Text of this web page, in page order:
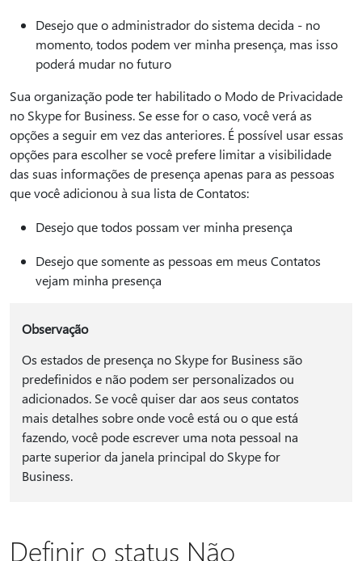
Desejo que o administrador do sistema decida - no
momento, todos podem ver minha presença, mas isso
poderá mudar no futuro
Sua organização pode ter habilitado o Modo de Privacidade
no Skype for Business. Se esse for o caso, você verá as
opções a seguir em vez das anteriores. É possível usar essas
opções para escolher se você prefere limitar a visibilidade
das suas informações de presença apenas para as pessoas
que você adicionou à sua lista de Contatos:
Desejo que todos possam ver minha presença
Desejo que somente as pessoas em meus Contatos
vejam minha presença
Observação
Os estados de presença no Skype for Business são
predefinidos e não podem ser personalizados ou
adicionados. Se você quiser dar aos seus contatos
mais detalhes sobre onde você está ou o que está
fazendo, você pode escrever uma nota pessoal na
parte superior da janela principal do Skype for
Business.
Definir o status Não